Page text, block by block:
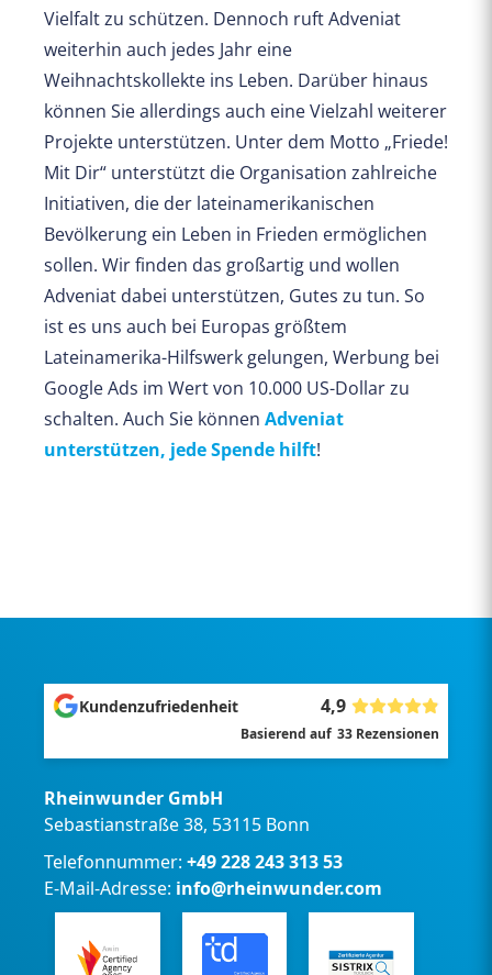
Vielfalt zu schützen. Dennoch ruft Adveniat
weiterhin auch jedes Jahr eine
Weihnachtskollekte ins Leben. Darüber hinaus
können Sie allerdings auch eine Vielzahl weiterer
Projekte unterstützen. Unter dem Motto „Friede!
Mit Dir“ unterstützt die Organisation zahlreiche
Initiativen, die der lateinamerikanischen
Bevölkerung ein Leben in Frieden ermöglichen
sollen. Wir finden das großartig und wollen
Adveniat dabei unterstützen, Gutes zu tun. So
ist es uns auch bei Europas größtem
Lateinamerika-Hilfswerk gelungen, Werbung bei
Google Ads im Wert von 10.000 US-Dollar zu
schalten. Auch Sie können Adveniat
unterstützen, jede Spende hilft!
Kundenzufriedenheit 4,9
Basierend auf 33 Rezensionen
Rheinwunder GmbH
Sebastianstraße 38, 53115 Bonn
Telefonnummer: +49 228 243 313 53
E-Mail-Adresse: info@rheinwunder.com